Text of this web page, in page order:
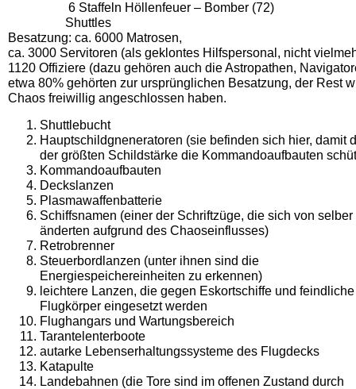
6 Staffeln Höllenfeuer – Bomber (72)
Shuttles
Besatzung: ca. 6000 Matrosen,
ca. 3000 Servitoren (als geklontes Hilfspersonal, nicht
1120 Offiziere (dazu gehören auch die Astropathen,
etwa 80% gehörten zur ursprünglichen Besatzung, der Rest
Chaos freiwillig angeschlossen haben.
Shuttlebucht
Hauptschildgneneratoren (sie befinden sich hier, damit
der größten Schildstärke die Kommandoaufbauten
Kommandoaufbauten
Deckslanzen
Plasmawaffenbatterie
Schiffsnamen (einer der Schriftzüge, die sich von selber
änderten aufgrund des Chaoseinflusses)
Retrobrenner
Steuerbordlanzen (unter ihnen sind die
Energiespeichereinheiten zu erkennen)
leichtere Lanzen, die gegen Eskortschiffe und feindliche
Flugkörper eingesetzt werden
Flughangars und Wartungsbereich
Tarantelenterboote
autarke Lebenserhaltungssysteme des Flugdecks
Katapulte
Landebahnen (die Tore sind im offenen Zustand durch